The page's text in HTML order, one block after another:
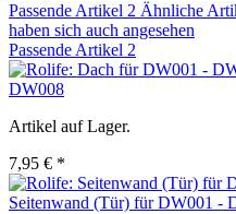
Passende Artikel 2 Ähnliche
haben sich auch angesehen
Passende Artikel 2
DW008
Artikel auf Lager.
7,95 € *
Seitenwand (Tür) für DW001 -